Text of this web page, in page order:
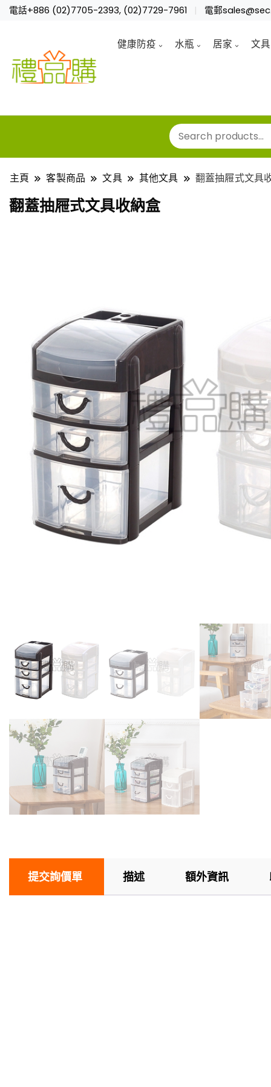
電話+886 (02)7705-2393, (02)7729-7961 電郵
健康防疫 水瓶 居家 文具
主頁 客製商品 文具 其他文具 翻蓋抽屜式文具
翻蓋抽屜式文具收納盒
提交詢價單 描述 額外資訊